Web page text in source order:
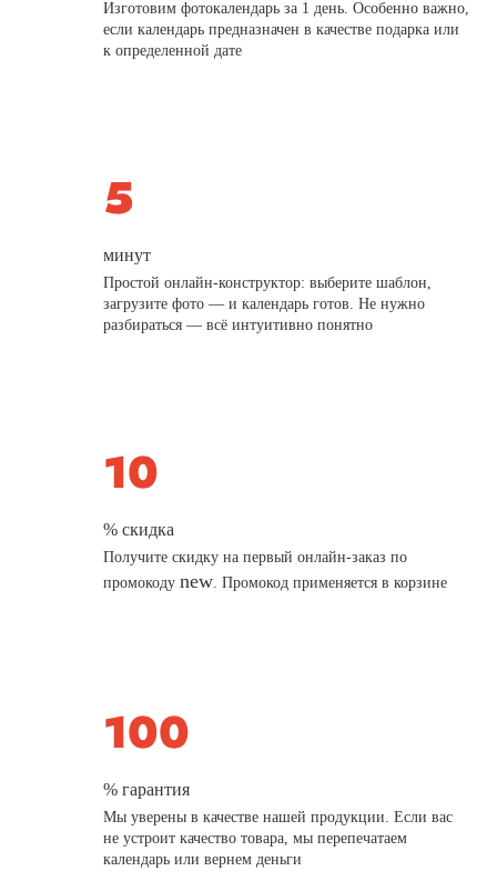
Изготовим фотокалендарь за 1 день. Особенно важно,
если календарь предназначен в качестве подарка или
к определенной дате
минут
Простой онлайн-конструктор: выберите шаблон,
загрузите фото — и календарь готов. Не нужно
разбираться — всё интуитивно понятно
% скидка
Получите скидку на первый онлайн-заказ по
промокодуnew. Промокод применяется в корзине
% гарантия
Мы уверены в качестве нашей продукции. Если вас
не устроит качество товара, мы перепечатаем
календарь или вернем деньги